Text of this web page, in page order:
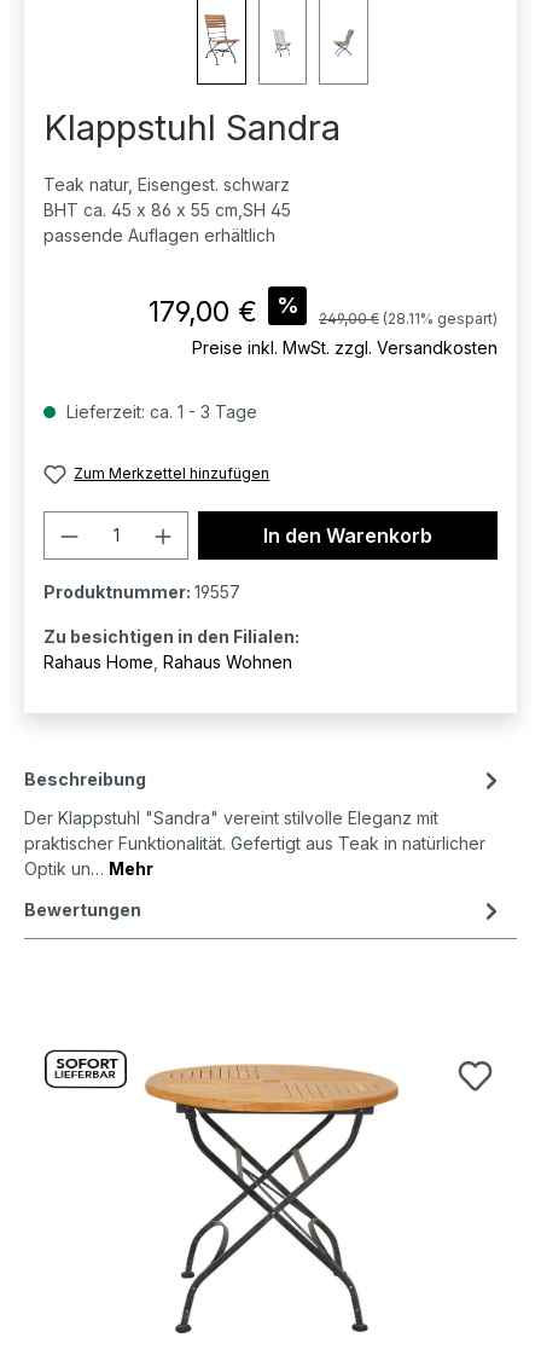
Klappstuhl Sandra
Teak natur, Eisengest. schwarz
BHT ca. 45 x 86 x 55 cm,SH 45
passende Auflagen erhältlich
Verkaufspreis:
179,00 € % Regulärer Preis:
249,00 € (28.11% gespart)
Preise inkl. MwSt. zzgl. Versandkosten
Lieferzeit: ca. 1 - 3 Tage
Zum Merkzettel hinzufügen
Produkt Anzahl: Gib den
In den Warenkorb
Produktnummer: 19557
Zu besichtigen in den Filialen:
Rahaus Home Rahaus Wohnen
Beschreibung
Der Klappstuhl "Sandra" vereint stilvolle Eleganz mit
praktischer Funktionalität. Gefertigt aus Teak in natürlicher
Optik un… Mehr
Bewertungen